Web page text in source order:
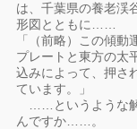
は、千葉県の養老渓
形図とともに……
「（前略）この傾
プレートと東方の太
込みによって、押さ
ています。」
……というような解
んですか……。